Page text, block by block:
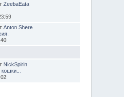
ZeebaEata
Anton Shere
NickSpirin